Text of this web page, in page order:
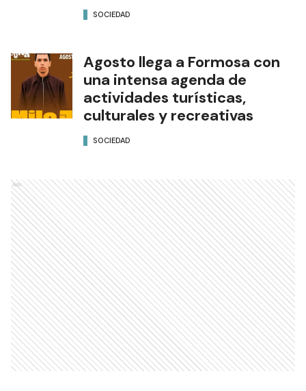
SOCIEDAD
Agosto llega a Formosa con
una intensa agenda de
actividades turísticas,
culturales y recreativas
SOCIEDAD
Ads